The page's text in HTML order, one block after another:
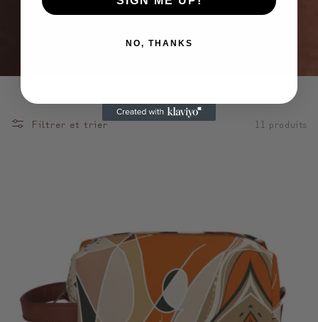
Filtrer et trier 11 produits
NO, THANKS